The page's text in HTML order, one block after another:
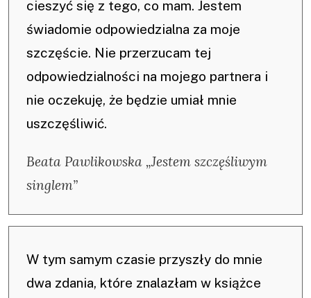
cieszyć się z tego, co mam. Jestem
świadomie odpowiedzialna za moje
szczęście. Nie przerzucam tej
odpowiedzialności na mojego partnera i
nie oczekuję, że będzie umiał mnie
uszczęśliwić.
Beata Pawlikowska „Jestem szczęśliwym
singlem”
W tym samym czasie przyszły do mnie
dwa zdania, które znalazłam w książce